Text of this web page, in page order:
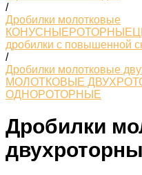
/
Дробилки молотковые
КОНУСНЫЕРОТОРНЫЕ
дробилки с повышенной
/
Дробилки молотковые
МОЛОТКОВЫЕ
ОДНОРОТОРНЫЕ
Дробилки